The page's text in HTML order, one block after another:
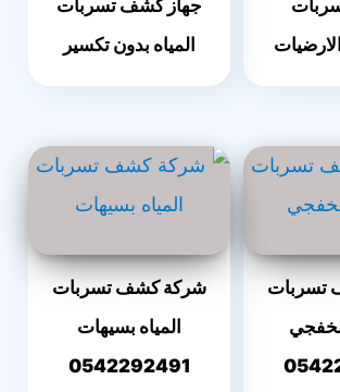
جهاز كشف تسربات
المياه بدون تكسير
تسربات
شركة كشف تسربات
المياه بسيهات
0542292491